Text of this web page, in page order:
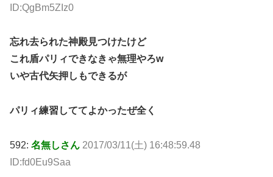
ID:QgBm5ZIz0
忘れ去られた神殿見つけたけど
これ盾パリィできなきゃ無理やろw
いや古代矢押しもできるが
パリィ練習しててよかったぜ全く
592: 名無しさん 2017/03/11(土) 16:48:59.48
ID:fd0Eu9Saa